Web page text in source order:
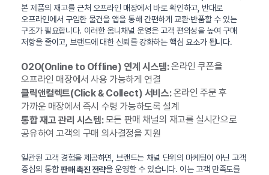
본 제품의 재고를 근처 오프라인 매장에서 바로 확인하고, 반대로
오프라인에서 구입한 물건을 앱을 통해 간편하게 교환·반품할 수 있는
구조가 필요합니다. 이러한 옴니채널 운영은 고객 편의성을 높여 구매
저항을 줄이고, 브랜드에 대한 신뢰를 강화하는 핵심 요소가 됩니다.
O2O(Online to Offline) 연계 시스템:온라인 쿠폰을
오프라인 매장에서 사용 가능하게 연결
클릭앤컬렉트(Click & Collect) 서비스:온라인 주문 후
가까운 매장에서 즉시 수령 가능하도록 설계
통합 재고 관리 시스템:모든 판매 채널의 재고를 실시간으로
공유하여 고객의 구매 의사결정을 지원
일관된 고객 경험을 제공하면, 브랜드는 채널 단위의 마케팅이 아닌 고객
중심의 통합판매 촉진 전략을 운영할 수 있습니다. 이는 고객 만족도를